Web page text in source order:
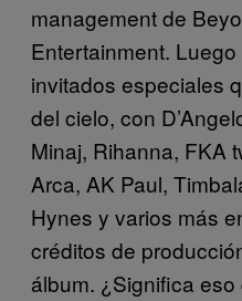
management de
Entertainment.
invitados especiales
del cielo, con
Minaj, Rihanna, FKA
Arca, AK Paul,
Hynes y varios más
créditos de
álbum. ¿Significa